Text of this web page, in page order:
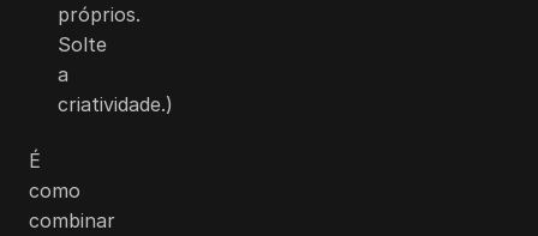
próprios.
Solte
a
criatividade.)
É
como
combinar